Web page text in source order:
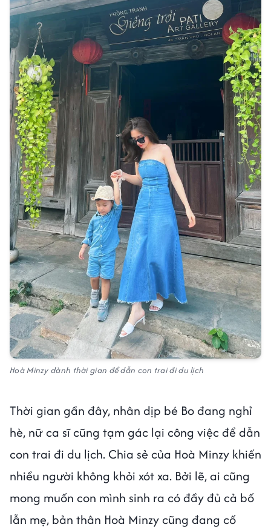
Hoà Minzy dành thời gian để dẫn con trai đi du lịch
Thời gian gần đây, nhân dịp bé Bo đang nghỉ
hè, nữ ca sĩ cũng tạm gác lại công việc để dẫn
con trai đi du lịch. Chia sẻ của Hoà Minzy khiến
nhiều người không khỏi xót xa. Bởi lẽ, ai cũng
mong muốn con mình sinh ra có đầy đủ cả bố
lẫn mẹ, bản thân Hoà Minzy cũng đang cố